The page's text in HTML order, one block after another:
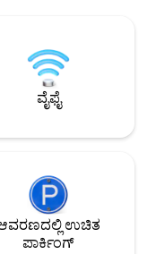
ಹವಾನಿಯಂತ್ರಣ. ಸಾಕುಪ್ರಾಣಿ ಸ್ನೇಹಿ! ನಾವು
ನಾಯಿಗಳು ಮತ್ತು
ಕ್ಕಿಂತ ಹೆಚ್ಚು
ವೈಫೈ
ಉಚಿತ
ಪಾರ್ಕಿಂಗ್